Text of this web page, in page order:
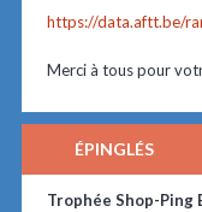
https://data.aftt.be/
Merci à tous pour
ÉPINGLÉS
Trophée Shop-Ping